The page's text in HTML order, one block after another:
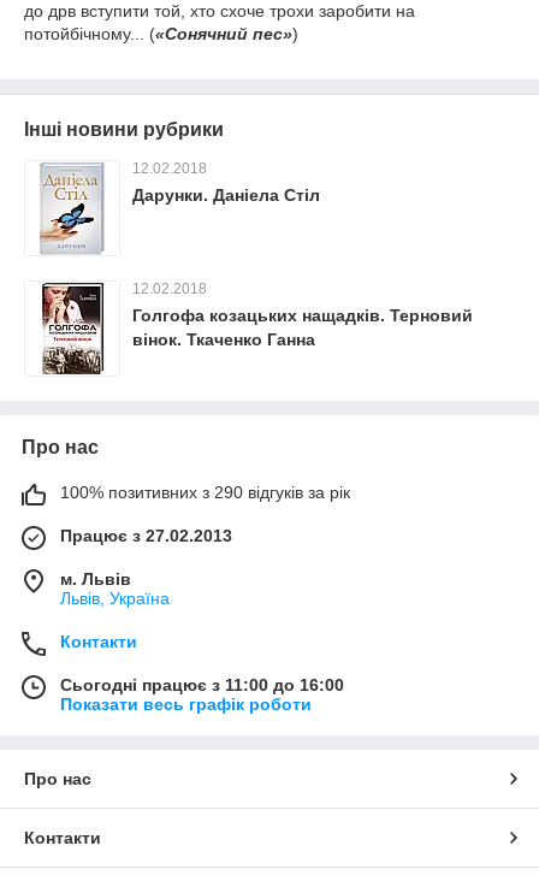
до дрв вступити той, хто схоче трохи заробити на
потойбічному... («Сонячний пес»)
Інші новини рубрики
12.02.2018
Дарунки. Даніела Стіл
12.02.2018
Голгофа козацьких нащадків. Терновий
вінок. Ткаченко Ганна
Про нас
100% позитивних з 290 відгуків за рік
Працює з 27.02.2013
м. Львів
Львів, Україна
Контакти
Сьогодні працює з 11:00 до 16:00
Показати весь графік роботи
Про нас
Контакти